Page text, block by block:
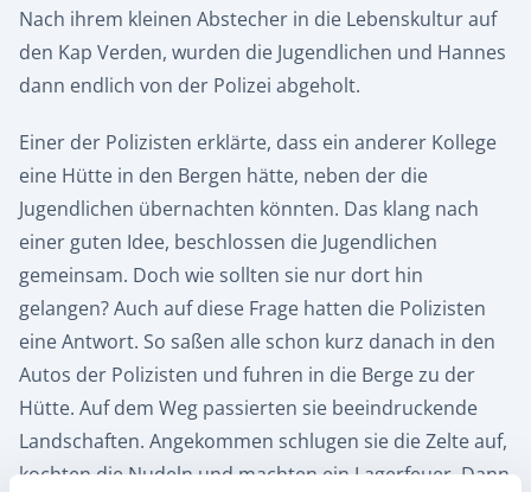
Nach ihrem kleinen Abstecher in die Lebenskultur auf
den Kap Verden, wurden die Jugendlichen und Hannes
dann endlich von der Polizei abgeholt.
Einer der Polizisten erklärte, dass ein anderer Kollege
eine Hütte in den Bergen hätte, neben der die
Jugendlichen übernachten könnten. Das klang nach
einer guten Idee, beschlossen die Jugendlichen
gemeinsam. Doch wie sollten sie nur dort hin
gelangen? Auch auf diese Frage hatten die Polizisten
eine Antwort. So saßen alle schon kurz danach in den
Autos der Polizisten und fuhren in die Berge zu der
Hütte. Auf dem Weg passierten sie beeindruckende
Landschaften. Angekommen schlugen sie die Zelte auf,
kochten die Nudeln und machten ein Lagerfeuer. Dann